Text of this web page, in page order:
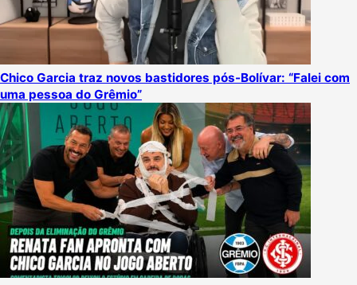
Chico Garcia traz novos bastidores pós-Bolívar: “Falei com
uma pessoa do Grêmio”